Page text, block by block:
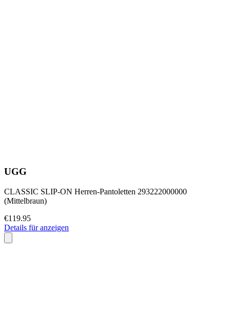
UGG
CLASSIC SLIP-ON Herren-Pantoletten 293222000000
(Mittelbraun)
€119.95
Details für anzeigen